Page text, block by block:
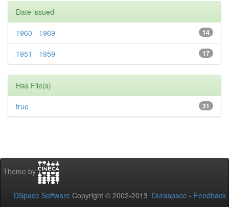
Date issued
14
1960 - 1969
17
1951 - 1959
Has File(s)
31
true
Theme by
DSpace Software Copyright © 2002-2013 Duraspace - Feedback